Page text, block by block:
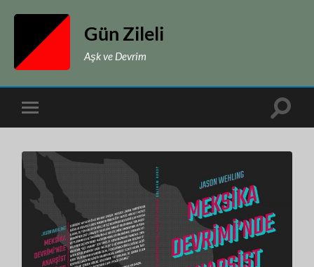
Gün Zileli
Aşk ve Devrim
Toggle
mobile
Toggle